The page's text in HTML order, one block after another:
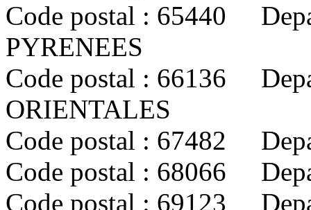
Code postal : 65440
PYRENEES
Code postal : 66136
ORIENTALES
Code postal : 67482
Code postal : 68066
Code postal : 69123